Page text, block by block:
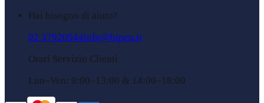
Hai bisogno di aiuto?
02 37920944info@bipen.it
Orari Servizio Clienti
Lun–Ven: 9:00–13:00 & 14:00–18:00